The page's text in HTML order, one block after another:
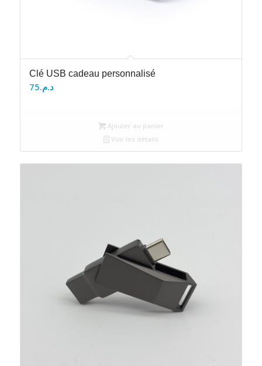
Clé USB cadeau personnalisé
د.م.75
Ajouter au panier
Voir les détails